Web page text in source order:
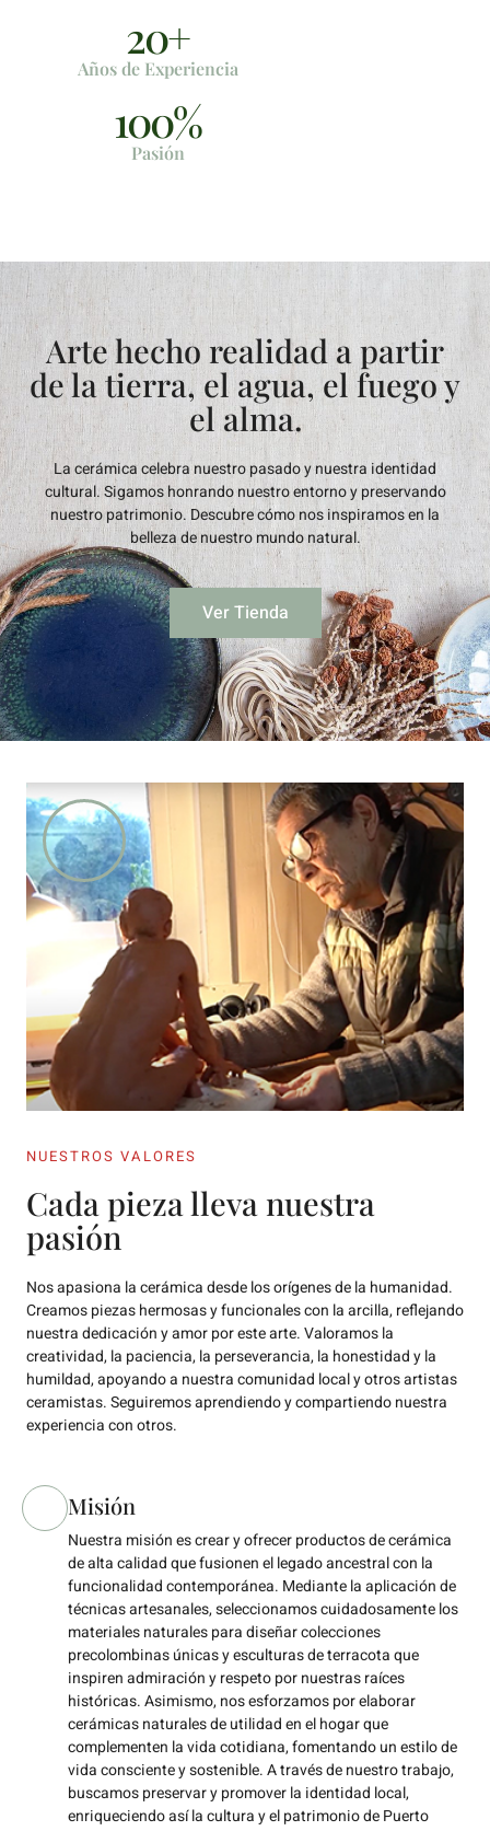
Años de Experiencia
20+
Pasión
100%
Arte hecho realidad a partir
de la tierra, el agua, el fuego y
el alma.
La cerámica celebra nuestro pasado y nuestra identidad
cultural. Sigamos honrando nuestro entorno y preservando
nuestro patrimonio. Descubre cómo nos inspiramos en la
belleza de nuestro mundo natural.
Ver Tienda
NUESTROS VALORES
Cada pieza lleva nuestra
pasión
Nos apasiona la cerámica desde los orígenes de la humanidad.
Creamos piezas hermosas y funcionales con la arcilla, reflejando
nuestra dedicación y amor por este arte. Valoramos la
creatividad, la paciencia, la perseverancia, la honestidad y la
humildad, apoyando a nuestra comunidad local y otros artistas
ceramistas. Seguiremos aprendiendo y compartiendo nuestra
experiencia con otros.
Misión
Nuestra misión es crear y ofrecer productos de cerámica
de alta calidad que fusionen el legado ancestral con la
funcionalidad contemporánea. Mediante la aplicación de
técnicas artesanales, seleccionamos cuidadosamente los
materiales naturales para diseñar colecciones
precolombinas únicas y esculturas de terracota que
inspiren admiración y respeto por nuestras raíces
históricas. Asimismo, nos esforzamos por elaborar
cerámicas naturales de utilidad en el hogar que
complementen la vida cotidiana, fomentando un estilo de
vida consciente y sostenible. A través de nuestro trabajo,
buscamos preservar y promover la identidad local,
enriqueciendo así la cultura y el patrimonio de Puerto